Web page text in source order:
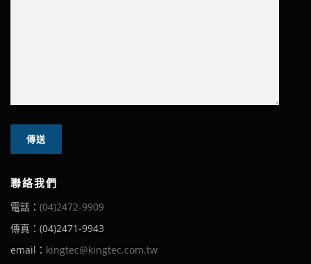
聯絡我們
電話： (04)2472-9909
傳真：(04)2471-9943
email： kingtec@kingtec.com.tw